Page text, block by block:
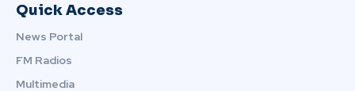
Quick Access
News Portal
FM Radios
Multimedia